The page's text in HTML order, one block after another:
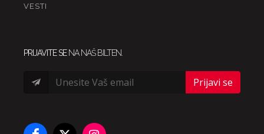
VESTI
PRIJAVITE SENA NAŠ BILTEN.
Prijavi se